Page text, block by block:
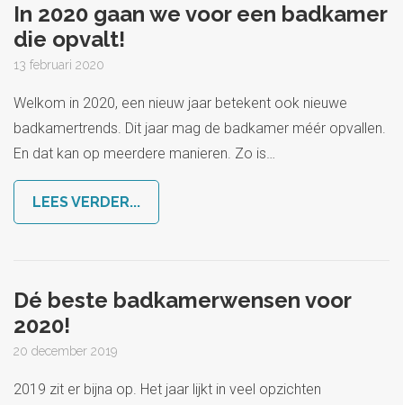
In 2020 gaan we voor een badkamer
die opvalt!
13 februari 2020
Welkom in 2020, een nieuw jaar betekent ook nieuwe
badkamertrends. Dit jaar mag de badkamer méér opvallen.
En dat kan op meerdere manieren. Zo is…
LEES VERDER...
Dé beste badkamerwensen voor
2020!
20 december 2019
2019 zit er bijna op. Het jaar lijkt in veel opzichten